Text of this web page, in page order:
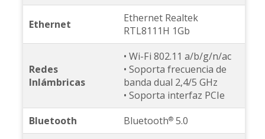
Ethernet
Ethernet Realtek
RTL8111H 1Gb
Redes
Inlámbricas
• Wi-Fi 802.11 a/b/g/n/ac
• Soporta frecuencia de
banda dual 2,4/5 GHz
• Soporta interfaz PCIe
Bluetooth
Bluetooth®5.0